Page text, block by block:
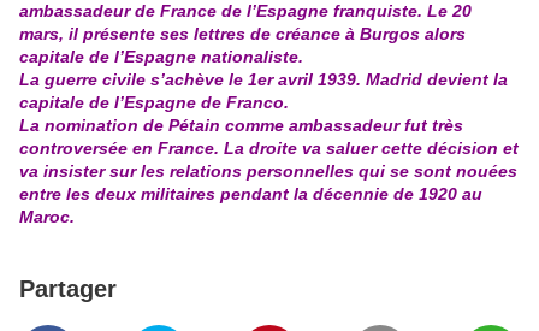
ambassadeur de France de l’Espagne franquiste. Le 20
mars, il présente ses lettres de créance à Burgos alors
capitale de l’Espagne nationaliste.
La guerre civile s’achève le 1er avril 1939. Madrid devient la
capitale de l’Espagne de Franco.
La nomination de Pétain comme ambassadeur fut très
controversée en France. La droite va saluer cette décision et
va insister sur les relations personnelles qui se sont nouées
entre les deux militaires pendant la décennie de 1920 au
Maroc.
Partager